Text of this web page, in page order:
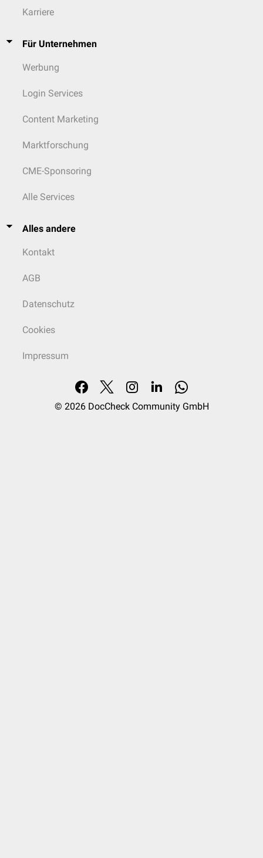
Karriere
Für Unternehmen
Werbung
Login Services
Content Marketing
Marktforschung
CME-Sponsoring
Alle Services
Alles andere
Kontakt
AGB
Datenschutz
Cookies
Impressum
© 2026 DocCheck Community GmbH